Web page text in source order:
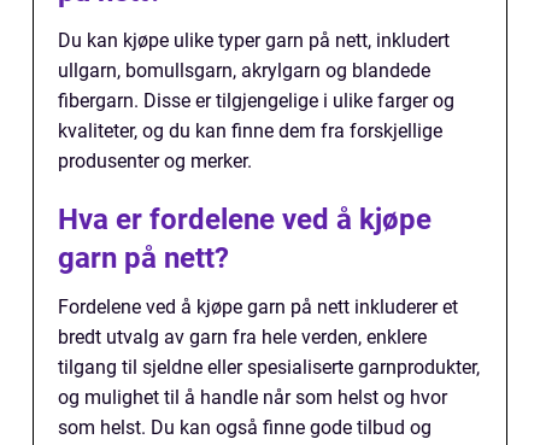
Du kan kjøpe ulike typer garn på nett, inkludert
ullgarn, bomullsgarn, akrylgarn og blandede
fibergarn. Disse er tilgjengelige i ulike farger og
kvaliteter, og du kan finne dem fra forskjellige
produsenter og merker.
Hva er fordelene ved å kjøpe
garn på nett?
Fordelene ved å kjøpe garn på nett inkluderer et
bredt utvalg av garn fra hele verden, enklere
tilgang til sjeldne eller spesialiserte garnprodukter,
og mulighet til å handle når som helst og hvor
som helst. Du kan også finne gode tilbud og